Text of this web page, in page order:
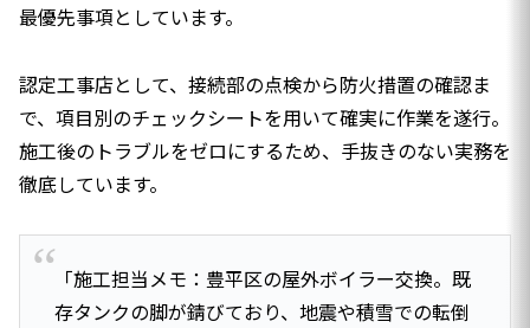
最優先事項としています。
認定工事店として、接続部の点検から防火措置の確認ま
で、項目別のチェックシートを用いて確実に作業を遂行。
施工後のトラブルをゼロにするため、手抜きのない実務を
徹底しています。
「施工担当メモ：豊平区の屋外ボイラー交換。既
存タンクの脚が錆びており、地震や積雪での転倒